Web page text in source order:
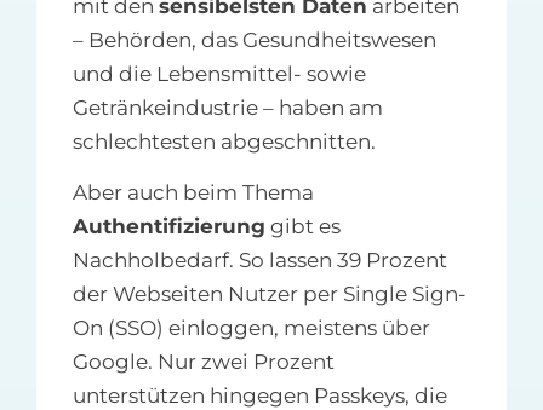
mit den sensibelsten Daten arbeiten
– Behörden, das Gesundheitswesen
und die Lebensmittel- sowie
Getränkeindustrie – haben am
schlechtesten abgeschnitten.
Aber auch beim Thema
Authentifizierung gibt es
Nachholbedarf. So lassen 39 Prozent
der Webseiten Nutzer per Single Sign-
On (SSO) einloggen, meistens über
Google. Nur zwei Prozent
unterstützen hingegen Passkeys, die